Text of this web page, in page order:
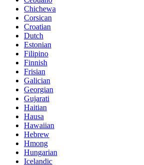
Chichewa
Corsican
Croatian
Dutch
Estonian
Filipino
Finnish
Frisian
Galician
Georgian
Gujarati
Haitian
Hausa
Hawaiian
Hebrew
Hmong
Hungarian
Icelandic